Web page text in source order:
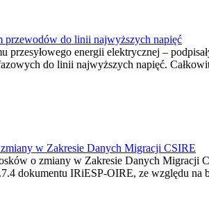
przewodów do linii najwyższych napięć
przesyłowego energii elektrycznej –
do linii najwyższych napięć.
w Zakresie Danych Migracji CSIRE
o zmiany w Zakresie Danych Migracji
dokumentu IRiESP-OIRE, ze względu